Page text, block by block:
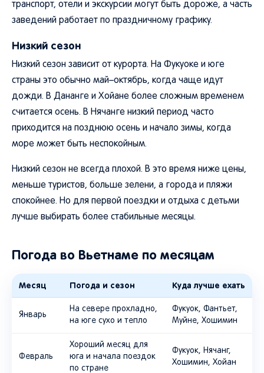
транспорт, отели и экскурсии могут быть дороже, а часть
заведений работает по праздничному графику.
Низкий сезон
Низкий сезон зависит от курорта. На Фукуоке и юге
страны это обычно май–октябрь, когда чаще идут
дожди. В Дананге и Хойане более сложным временем
считается осень. В Нячанге низкий период часто
приходится на позднюю осень и начало зимы, когда
море может быть неспокойным.
Низкий сезон не всегда плохой. В это время ниже цены,
меньше туристов, больше зелени, а города и пляжи
спокойнее. Но для первой поездки и отдыха с детьми
лучше выбирать более стабильные месяцы.
Погода во Вьетнаме по месяцам
Месяц Погода и сезон Куда лучше ехать
Январь
На севере прохладно,
на юге сухо и тепло
Фукуок, Фантьет,
Муйне, Хошимин
Февраль
Хороший месяц для
юга и начала поездок
по стране
Фукуок, Нячанг,
Хошимин, Хойан